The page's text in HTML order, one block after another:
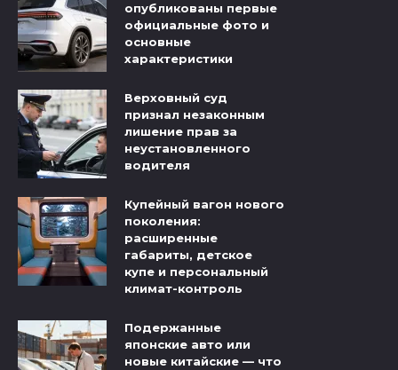
опубликованы первые
официальные фото и
основные
характеристики
Верховный суд
признал незаконным
лишение прав за
неустановленного
водителя
Купейный вагон нового
поколения:
расширенные
габариты, детское
купе и персональный
климат-контроль
Подержанные
японские авто или
новые китайские — что